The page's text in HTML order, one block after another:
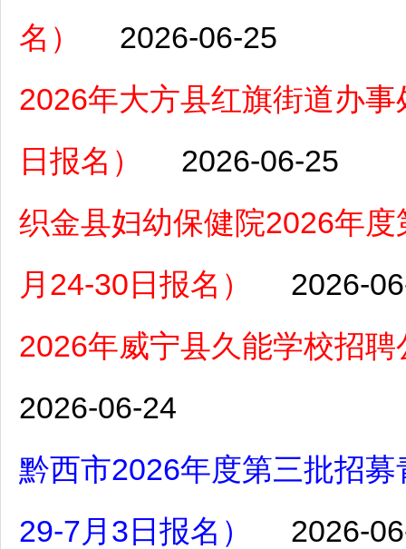
名）
2026-06-25
2026年大方县红旗街道办
日报名）
2026-06-25
织金县妇幼保健院2026年
月24-30日报名）
2026-
2026年威宁县久能学校招
2026-06-24
黔西市2026年度第三批招
29-7月3日报名）
2026-